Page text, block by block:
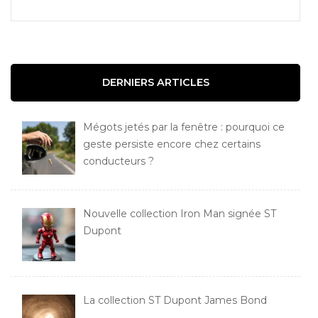
DERNIERS ARTICLES
Mégots jetés par la fenêtre : pourquoi ce
geste persiste encore chez certains
conducteurs ?
Nouvelle collection Iron Man signée ST
Dupont
La collection ST Dupont James Bond